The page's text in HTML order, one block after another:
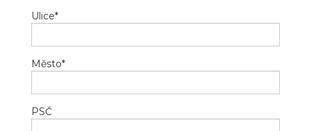
Ulice*
Město*
PSČ